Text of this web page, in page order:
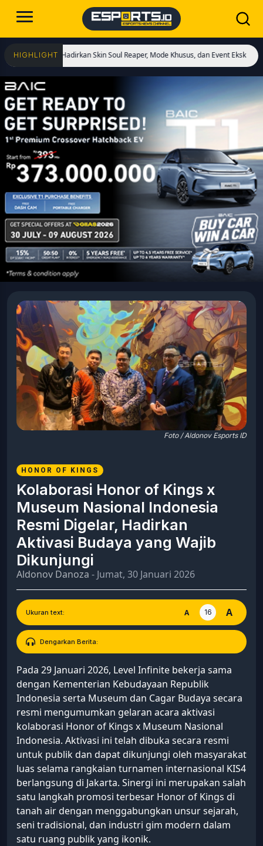
HIGHLIGHT
Hadirkan Skin Soul Reaper, Mode Khusus, dan Event Eksklusif! Cristiano
Foto / Aldonov Esports ID
HONOR OF KINGS
Kolaborasi Honor of Kings x
Museum Nasional Indonesia
Resmi Digelar, Hadirkan
Aktivasi Budaya yang Wajib
Dikunjungi
Aldonov Danoza - Jumat, 30 Januari 2026
Ukuran text: A 16 A
Dengarkan Berita:
Pada 29 Januari 2026, Level Infinite bekerja sama
dengan Kementerian Kebudayaan Republik
Indonesia serta Museum dan Cagar Budaya secara
resmi mengumumkan gelaran acara aktivasi
kolaborasi Honor of Kings x Museum Nasional
Indonesia. Aktivasi ini telah dibuka secara resmi
untuk publik dan dapat dikunjungi oleh masyarakat
luas selama rangkaian turnamen internasional KIS4
berlangsung di Jakarta. Sinergi ini merupakan salah
satu langkah promosi terbesar Honor of Kings di
tanah air dengan menggabungkan unsur sejarah,
seni tradisional, dan industri gim modern dalam
satu ruang publik yang ikonik.